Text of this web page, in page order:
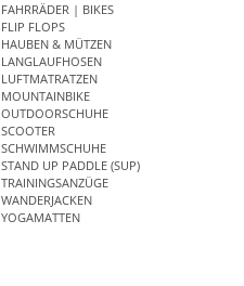
FAHRRÄDER | BIKES
FLIP FLOPS
HAUBEN & MÜTZEN
LANGLAUFHOSEN
LUFTMATRATZEN
MOUNTAINBIKE
OUTDOORSCHUHE
SCOOTER
SCHWIMMSCHUHE
STAND UP PADDLE (SUP)
TRAININGSANZÜGE
WANDERJACKEN
YOGAMATTEN